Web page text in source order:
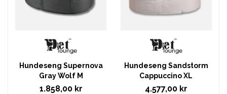
Hundeseng Supernova
Gray Wolf M
1.858,00 kr
Hundeseng Sandstorm
Cappuccino XL
4.577,00 kr